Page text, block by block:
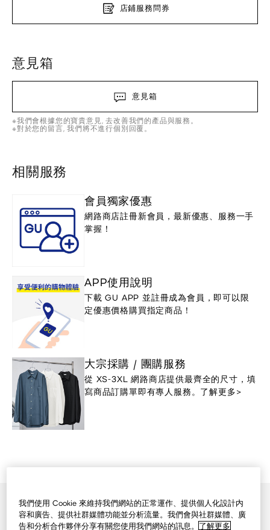
店鋪服務問券
意見箱
意見箱
※我們會根據您的寶貴意見, 去改善我們的產品與服務。
※對於您的留言, 我們將不進行個別回覆。
相關服務
會員獨家優惠
網路商店註冊新會員，最新優惠、服務一手
掌握！
APP使用說明
下載 GU APP 並註冊成為會員，即可以限
定優惠價格購買指定商品！
大宗採購 / 團購服務
從 XS-3XL 網路商店提供最齊全的尺寸，填
寫商品訂購單即有專人服務。了解更多>
GU網路商店首頁
會員與優惠券
我們使用 Cookie 來維持我們網站的正常運作、提供個人化設計内
容和廣告、提供社群媒體功能並分析流量。我們會與社群媒體、廣
告和分析合作夥伴分享有關您使用我們網站的訊息。 了解更多